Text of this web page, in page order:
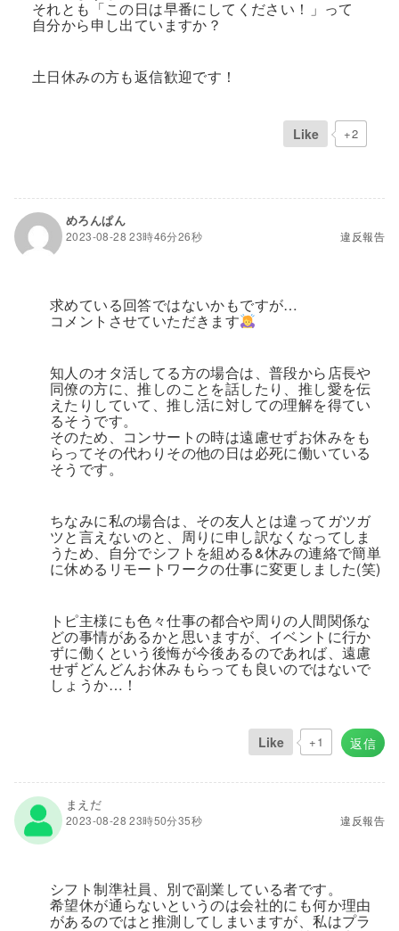
それとも「この日は早番にしてください！」って
自分から申し出ていますか？
土日休みの方も返信歓迎です！
Like +2
めろんぱん
2023-08-28 23時46分26秒 違反報告
求めている回答ではないかもですが…
コメントさせていただきます
知人のオタ活してる方の場合は、普段から店長や
同僚の方に、推しのことを話したり、推し愛を伝
えたりしていて、推し活に対しての理解を得てい
るそうです。
そのため、コンサートの時は遠慮せずお休みをも
らってその代わりその他の日は必死に働いている
そうです。
ちなみに私の場合は、その友人とは違ってガツガ
ツと言えないのと、周りに申し訳なくなってしま
うため、自分でシフトを組める&休みの連絡で簡単
に休めるリモートワークの仕事に変更しました(笑)
トピ主様にも色々仕事の都合や周りの人間関係な
どの事情があるかと思いますが、イベントに行か
ずに働くという後悔が今後あるのであれば、遠慮
せずどんどんお休みもらっても良いのではないで
しょうか…！
返信
Like +1
まえだ
2023-08-28 23時50分35秒 違反報告
シフト制準社員、別で副業している者です。
希望休が通らないというのは会社的にも何か理由
があるのではと推測してしまいますが、私はプラ